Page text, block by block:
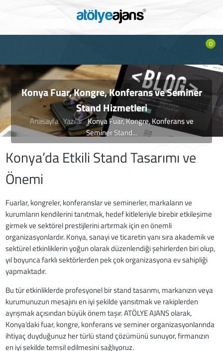
0
Konya Fuar, Kongre, Konferans ve Seminer
Stand Hizmetleri
Anasayfa Yazılar Konya Fuar, Kongre, Konferans ve
Seminer Stand...
Konya’da Etkili Stand Tasarımı ve
Önemi
Fuarlar, kongreler, konferanslar ve seminerler, markaların ve
kurumların kendilerini tanıtmak, hedef kitleleriyle birebir etkileşime
girmek ve sektörel prestijlerini artırmak için en önemli
organizasyonlardır. Konya, sanayi ve ticaretin yanı sıra akademik ve
sektürel etkinliklerin yoğun olarak düzenlendiği şehirlerden biri olup,
yıl boyunca farklı sektörlerden pek çok organizasyona ev sahipliği
yapmaktadır.
Bu tür etkinliklerde profesyonel bir stand tasarımı, markanızın veya
kurumunuzun mesajını en iyi şekilde yansıtmak ve rakiplerden
ayrışmak açısından büyük önem taşır. ATÖLYE AJANS olarak,
Konya’daki fuar, kongre, konferans ve seminer organizasyonlarında
ihtiyaç duyduğunuz her türlü stand çözümünü sunuyor, firmanızın
en iyi şekilde temsil edilmesini sağlıyoruz.